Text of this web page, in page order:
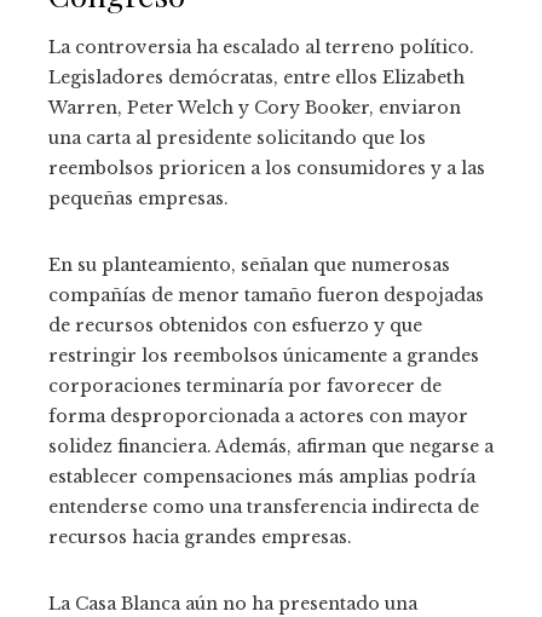
La controversia ha escalado al terreno político.
Legisladores demócratas, entre ellos Elizabeth
Warren, Peter Welch y Cory Booker, enviaron
una carta al presidente solicitando que los
reembolsos prioricen a los consumidores y a las
pequeñas empresas.
En su planteamiento, señalan que numerosas
compañías de menor tamaño fueron despojadas
de recursos obtenidos con esfuerzo y que
restringir los reembolsos únicamente a grandes
corporaciones terminaría por favorecer de
forma desproporcionada a actores con mayor
solidez financiera. Además, afirman que negarse a
establecer compensaciones más amplias podría
entenderse como una transferencia indirecta de
recursos hacia grandes empresas.
La Casa Blanca aún no ha presentado una